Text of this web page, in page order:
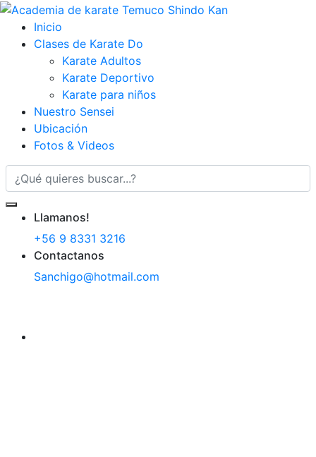
Inicio
Clases de Karate Do
Karate Adultos
Karate Deportivo
Karate para niños
Nuestro Sensei
Ubicación
Fotos & Videos
Llamanos!
+56 9 8331 3216
Contactanos
Sanchigo@hotmail.com